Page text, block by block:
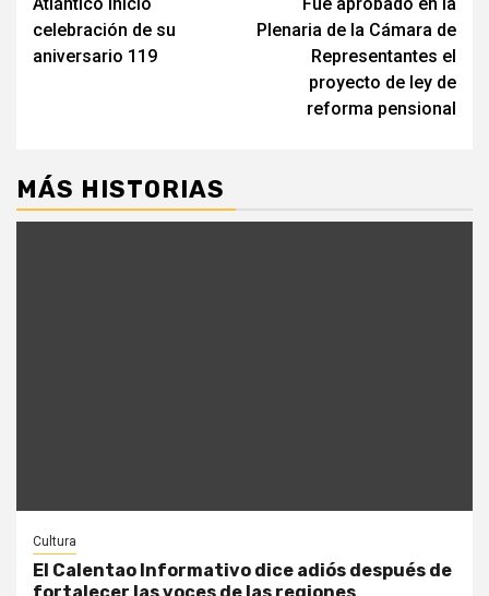
leyendo
celebración de su
aniversario 119
Plenaria de la Cámara de
Representantes el
proyecto de ley de
reforma pensional
MÁS HISTORIAS
Cultura
El Calentao Informativo dice adiós después de